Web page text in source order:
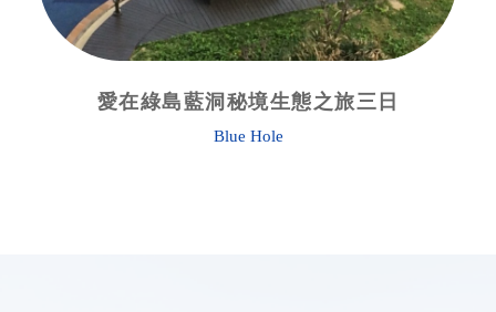
愛在綠島藍洞秘境生態之旅三日
Blue Hole